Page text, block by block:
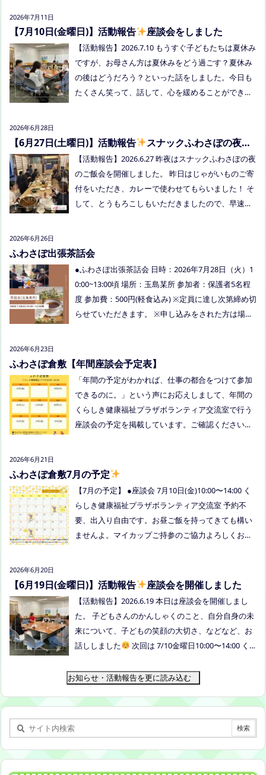
画！夏祭り！ 日時:2026年8月22日(土)16:00〜20:00
頃 場所：LIVE STATION AIZ(倉敷市玉島阿賀崎2-3-55)
内容：音楽あり、ゲームあり、食べ物ありの多世代
交流夏祭りです。
2026年7月11日
【7月10日(金曜日)】活動報告 座談会をしました
【活動報告】2026.7.10 もうすぐ子どもたちは夏休み
ですが、お母さん方は夏休みをどう過ごす？夏休み
の後はどうだろう？といった話をしました。今日も
たくさん笑って、話して、心を緩めることができま
ご予約してくださいね。
2026年6月28日
【6月27日(土曜日)】活動報告
スナックふわさぽの夜の
ご飯会を開催しました【活動報告】2026.6.27 昨夜はスナックふわさぽの夜
のご飯会を開催しました。 昨日はじゃがいものご寄
付をいただき、カレーで使わせてもらいました！ そ
して、とうもろこしもいただきましたので、早速茹
多く、お母さまの困ってる、だけではなく、ご家族
今回、ご参加できなかった方も、フリースクールっ
2026年6月26日
ふわさぽ出張茶話会
●ふわさぽ出張茶話会 日時：2026年7月28日（火）1
0:00~13:00頃 場所：玉島某所 参加者：保護者5名程
度 参加費：500円(軽食込み) ※定員に達し次第締め切
らせていただきます。 ※申し込みをされた方は場所
軽食を食べます。 締め切り：2026年7月24日（金）1
込みください。または、公式LINE、Instagramにメ
ッセージを送ってください。
2026年6月23日
ふわさぽ倉敷【年間座談会予定表】
「年間の予定がわかれば、仕事の都合をつけて参加
できるのに。」という声にお応えしまして、年間の
くらしき健康福祉プラザボランティア交流室で行う
座談会の予定を掲載しています。ご確認ください！
ームページなどでお伝えします。
2026年6月21日
ふわさぽ倉敷7月の予定
【7月の予定】 ●座談会 7月10日(金)10:00〜14:00 く
らしき健康福祉プラザボランティア交流室 予約不
要、出入り自由です。お昼ご飯を持ってきても構い
ませんよ。マイカップご持参のご協力よろしくお願
（加賀郡吉備中央町田土3109-3） 日時：令和８年7
7月28日（火）10:00~13:00頃 場所：玉島某所 参加
に達し次第締め切らせていただきます。 ※申し込み
をされた方は場所を個別にメールでお伝えします。
内容：いつもの座談会とは違う場所でこじんまりと
年7月24日（金）17:00まで お申し込みはこちら
h
2026年6月20日
【6月19日(金曜日)】活動報告 座談会を開催しました
【活動報告】2026.6.19 本日は座談会を開催しまし
た。 子どもさんのかんしゃくのこと、自分自身の未
来について、子どもの笑顔の大切さ、などなど、お
話ししました
次回は 7/10金曜日10:00〜14:00 く
お知らせ・活動報告を更に読み込む